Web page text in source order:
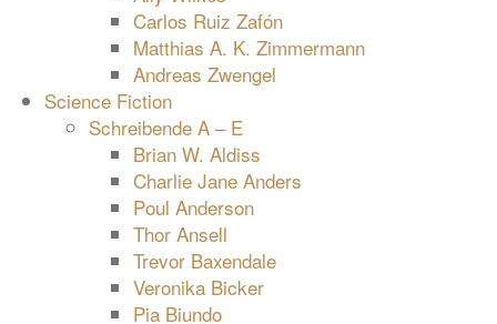
Carlos Ruiz Zafón
Matthias A. K. Zimmermann
Andreas Zwengel
Science Fiction
Schreibende A – E
Brian W. Aldiss
Charlie Jane Anders
Poul Anderson
Thor Ansell
Trevor Baxendale
Veronika Bicker
Pia Biundo